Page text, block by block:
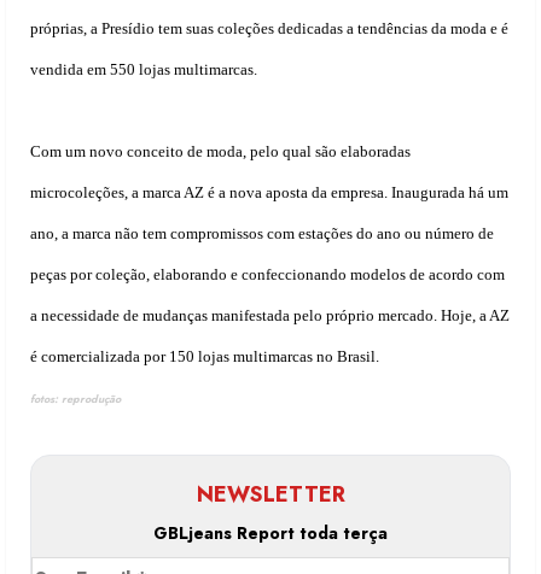
próprias, a Presídio tem suas coleções dedicadas a tendências da moda e é
vendida em 550 lojas multimarcas.
Com um novo conceito de moda, pelo qual são elaboradas
microcoleções, a marca AZ é a nova aposta da empresa. Inaugurada há um
ano, a marca não tem compromissos com estações do ano ou número de
peças por coleção, elaborando e confeccionando modelos de acordo com
a necessidade de mudanças manifestada pelo próprio mercado. Hoje, a AZ
é comercializada por 150 lojas multimarcas no Brasil.
fotos: reprodução
NEWSLETTER
GBLjeans Report toda terça